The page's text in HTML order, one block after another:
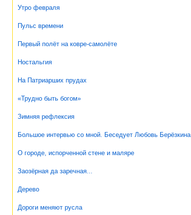
Утро февраля
Пульс времени
Первый полёт на ковре-самолёте
Ностальгия
На Патриарших прудах
«Трудно быть богом»
Зимняя рефлексия
Большое интервью со мной. Беседует Любовь Берёзкина.
О городе, испорченной стене и маляре
Заозёрная да заречная...
Дерево
Дороги меняют русла